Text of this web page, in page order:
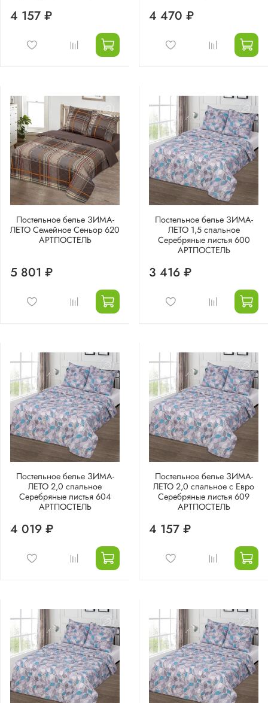
4 157 ₽ 4 470 ₽
Постельное белье ЗИМА-
ЛЕТО Семейное Сеньор 620
АРТПОСТЕЛЬ
5 801 ₽
Постельное белье ЗИМА-
ЛЕТО 1,5 спальное
Серебряные листья 600
АРТПОСТЕЛЬ
3 416 ₽
Постельное белье ЗИМА-
ЛЕТО 2,0 спальное
Серебряные листья 604
АРТПОСТЕЛЬ
4 019 ₽
Постельное белье ЗИМА-
ЛЕТО 2,0 спальное с Евро
Серебряные листья 609
АРТПОСТЕЛЬ
4 157 ₽